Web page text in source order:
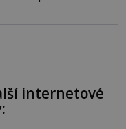
internetové